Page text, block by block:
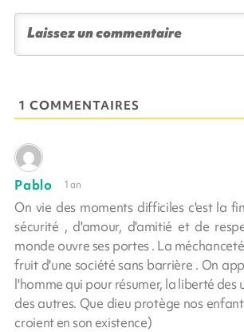
1 COMMENTAIRES
Pablo 1 an
On vie des moments difficiles c'est la
sécurité , d'amour, d'amitié et de
monde ouvre ses portes . La
fruit d'une société sans barrière . On
l'homme qui pour résumer, la liberté des
des autres. Que dieu protège nos
croient en son existence)